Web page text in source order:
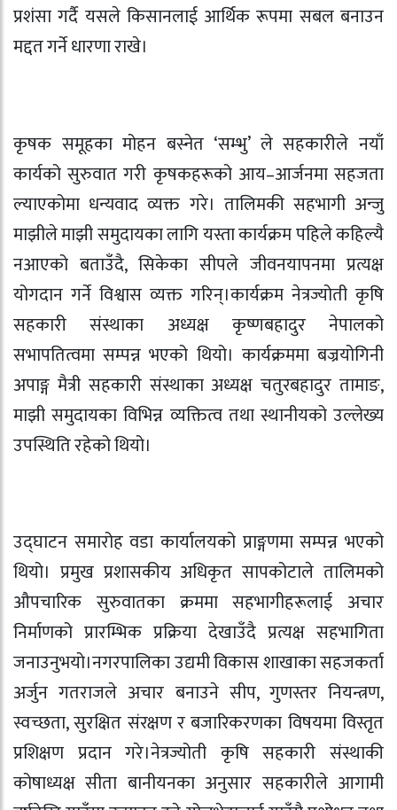
प्रशंसा गर्दै यसले किसानलाई आर्थिक रूपमा सबल बनाउन
मद्दत गर्ने धारणा राखे।
कृषक समूहका मोहन बस्नेत ‘सम्भु’ ले सहकारीले नयाँ
कार्यको सुरुवात गरी कृषकहरूको आय–आर्जनमा सहजता
ल्याएकोमा धन्यवाद व्यक्त गरे। तालिमकी सहभागी अन्जु
माझीले माझी समुदायका लागि यस्ता कार्यक्रम पहिले कहिल्यै
नआएको बताउँदै, सिकेका सीपले जीवनयापनमा प्रत्यक्ष
योगदान गर्ने विश्वास व्यक्त गरिन्।कार्यक्रम नेत्रज्योती कृषि
सहकारी संस्थाका अध्यक्ष कृष्णबहादुर नेपालको
सभापतित्वमा सम्पन्न भएको थियो। कार्यक्रममा बज्रयोगिनी
अपाङ्ग मैत्री सहकारी संस्थाका अध्यक्ष चतुरबहादुर तामाङ,
माझी समुदायका विभिन्न व्यक्तित्व तथा स्थानीयको उल्लेख्य
उपस्थिति रहेको थियो।
उद्घाटन समारोह वडा कार्यालयको प्राङ्गणमा सम्पन्न भएको
थियो। प्रमुख प्रशासकीय अधिकृत सापकोटाले तालिमको
औपचारिक सुरुवातका क्रममा सहभागीहरूलाई अचार
निर्माणको प्रारम्भिक प्रक्रिया देखाउँदै प्रत्यक्ष सहभागिता
जनाउनुभयो।नगरपालिका उद्यमी विकास शाखाका सहजकर्ता
अर्जुन गतराजले अचार बनाउने सीप, गुणस्तर नियन्त्रण,
स्वच्छता, सुरक्षित संरक्षण र बजारिकरणका विषयमा विस्तृत
प्रशिक्षण प्रदान गरे।नेत्रज्योती कृषि सहकारी संस्थाकी
कोषाध्यक्ष सीता बानीयनका अनुसार सहकारीले आगामी